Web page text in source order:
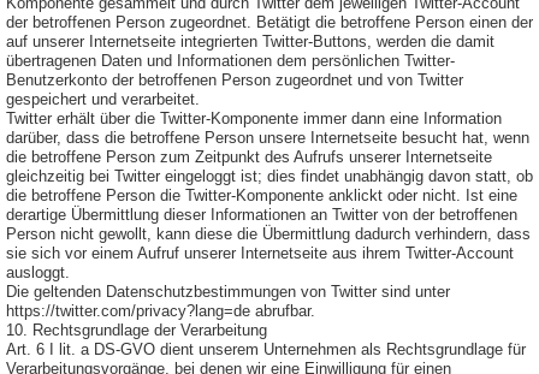
Komponente gesammelt und durch Twitter dem jeweiligen Twitter-Account
der betroffenen Person zugeordnet. Betätigt die betroffene Person einen der
auf unserer Internetseite integrierten Twitter-Buttons, werden die damit
übertragenen Daten und Informationen dem persönlichen Twitter-
Benutzerkonto der betroffenen Person zugeordnet und von Twitter
gespeichert und verarbeitet.
Twitter erhält über die Twitter-Komponente immer dann eine Information
darüber, dass die betroffene Person unsere Internetseite besucht hat, wenn
die betroffene Person zum Zeitpunkt des Aufrufs unserer Internetseite
gleichzeitig bei Twitter eingeloggt ist; dies findet unabhängig davon statt, ob
die betroffene Person die Twitter-Komponente anklickt oder nicht. Ist eine
derartige Übermittlung dieser Informationen an Twitter von der betroffenen
Person nicht gewollt, kann diese die Übermittlung dadurch verhindern, dass
sie sich vor einem Aufruf unserer Internetseite aus ihrem Twitter-Account
ausloggt.
Die geltenden Datenschutzbestimmungen von Twitter sind unter
https://twitter.com/privacy?lang=de abrufbar.
10. Rechtsgrundlage der Verarbeitung
Art. 6 I lit. a DS-GVO dient unserem Unternehmen als Rechtsgrundlage für
Verarbeitungsvorgänge, bei denen wir eine Einwilligung für einen